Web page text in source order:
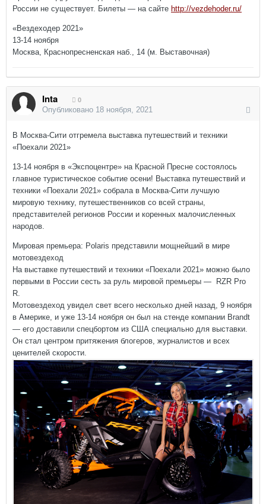
России не существует. Билеты — на сайте http://vezdehoder.ru/
«Вездеходер 2021»
13-14 ноября
Москва, Краснопресненская наб., 14 (м. Выставочная)
Inta
0
Опубликовано 18 ноября, 2021
В Москва-Сити отгремела выставка путешествий и техники
«Поехали 2021»
13-14 ноября в «Экспоцентре» на Красной Пресне состоялось
главное туристическое событие осени! Выставка путешествий и
техники «Поехали 2021» собрала в Москва-Сити лучшую
мировую технику, путешественников со всей страны,
представителей регионов России и коренных малочисленных
народов.
Мировая премьера: Polaris представили мощнейший в мире
мотовездеход
На выставке путешествий и техники «Поехали 2021» можно было
первыми в России сесть за руль мировой премьеры — RZR Pro
R.
Мотовездеход увидел свет всего несколько дней назад, 9 ноября
в Америке, и уже 13-14 ноября он был на стенде компании Brandt
— его доставили спецбортом из США специально для выставки.
Он стал центром притяжения блогеров, журналистов и всех
ценителей скорости.